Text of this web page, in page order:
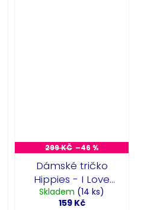
299 KČ –46 %
Dámské tričko
Hippies - I Love
The 70’S
Skladem (14 ks)
159 Kč